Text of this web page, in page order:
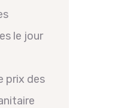
le jour
prix des